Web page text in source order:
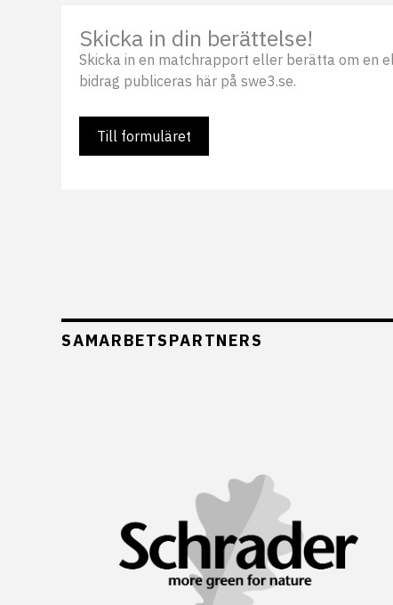
Skicka in din berättelse!
Skicka in en matchrapport eller berätta om en
bidrag publiceras här på swe3.se.
Till formuläret
SAMARBETSPARTNERS